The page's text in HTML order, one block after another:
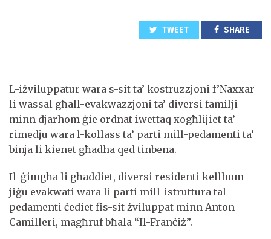
TWEET SHARE
L-iżviluppatur wara s-sit ta’ kostruzzjoni f’Naxxar
li wassal għall-evakwazzjoni ta’ diversi familji
minn djarhom ġie ordnat iwettaq xogħlijiet ta’
rimedju wara l-kollass ta’ parti mill-pedamenti ta’
binja li kienet għadha qed tinbena.
Il-ġimgħa li għaddiet, diversi residenti kellhom
jiġu evakwati wara li parti mill-istruttura tal-
pedamenti ċediet fis-sit żviluppat minn Anton
Camilleri, magħruf bħala “Il-Franċiż”.